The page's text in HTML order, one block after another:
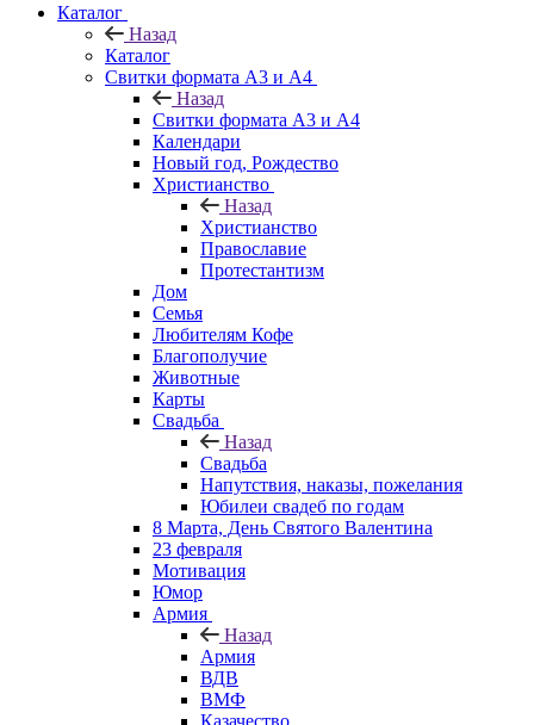
Каталог
Назад
Каталог
Свитки формата А3 и А4
Назад
Свитки формата А3 и А4
Календари
Новый год, Рождество
Христианство
Назад
Христианство
Православие
Протестантизм
Дом
Семья
Любителям Кофе
Благополучие
Животные
Карты
Свадьба
Назад
Свадьба
Напутствия, наказы, пожелания
Юбилеи свадеб по годам
8 Марта, День Святого Валентина
23 февраля
Мотивация
Юмор
Армия
Назад
Армия
ВДВ
ВМФ
Казачество